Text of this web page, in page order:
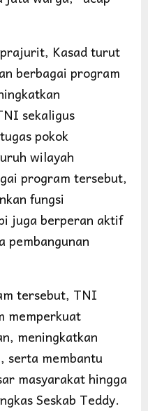
Kasad turut
berbagai program
sekaligus
pokok
wilayah
program tersebut,
fungsi
juga berperan aktif
pembangunan
tersebut, TNI
memperkuat
meningkatkan
serta membantu
masyarakat hingga
Seskab Teddy.